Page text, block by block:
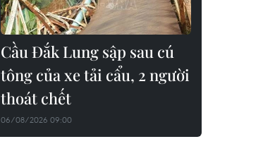
Cầu Đắk Lung sập sau cú
tông của xe tải cẩu, 2 người
thoát chết
06/08/2026 09:00